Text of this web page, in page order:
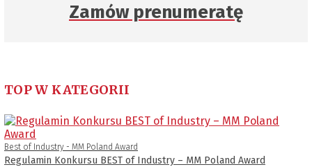
Zamów prenumeratę
TOP W KATEGORII
Best of Industry - MM Poland Award
Regulamin Konkursu BEST of Industry – MM Poland Award